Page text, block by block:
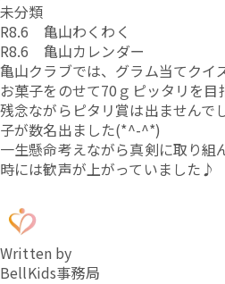
未分類
R8.6 亀山わくわく
R8.6 亀山カレンダー
亀山クラブでは、グラム当てク
お菓子をのせて70ｇピッタリを目
残念ながらピタリ賞は出ませんで
子が数名出ました(*^-^*)
一生懸命考えながら真剣に取り組
時には歓声が上がっていました♪
Written by
BellKids事務局